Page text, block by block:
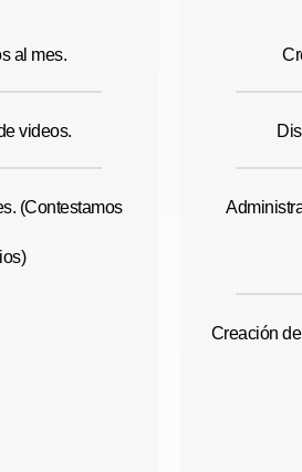
al mes.
videos.
(Contestamos
Creación